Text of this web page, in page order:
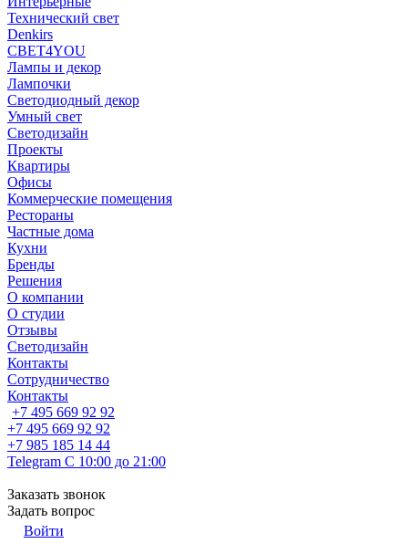
Технический свет
Denkirs
СВЕТ4YOU
Лампы и декор
Лампочки
Светодиодный декор
Умный свет
Светодизайн
Проекты
Квартиры
Офисы
Коммерческие помещения
Рестораны
Частные дома
Кухни
Бренды
Решения
О компании
О студии
Отзывы
Светодизайн
Контакты
Сотрудничество
Контакты
+7 495 669 92 92
+7 495 669 92 92
+7 985 185 14 44
Telegram С 10:00 до 21:00
Заказать звонок
Задать вопрос
Войти